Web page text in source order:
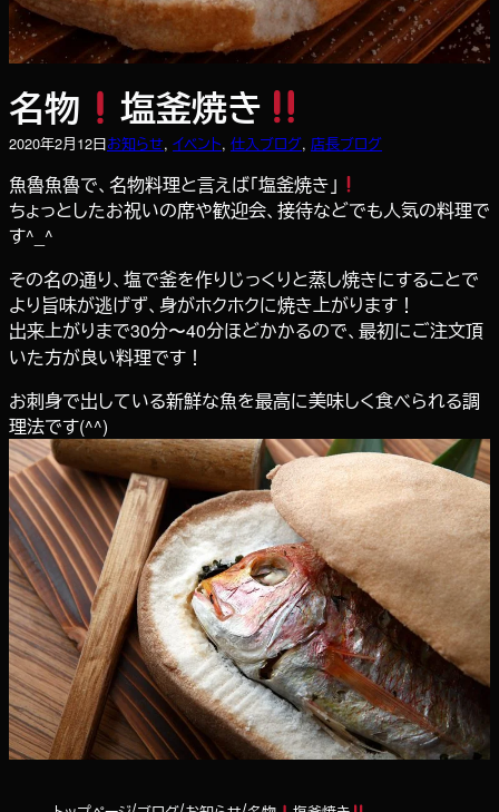
名物 塩釜焼き
2020年2月12日お知らせ, イベント, 仕入ブログ, 店長ブログ
魚魯魚魯で、名物料理と言えば「塩釜焼き」
ちょっとしたお祝いの席や歓迎会、接待などでも人気の料理で
す^_^
その名の通り、塩で釜を作りじっくりと蒸し焼きにすることで
より旨味が逃げず、身がホクホクに焼き上がります！
出来上がりまで30分〜40分ほどかかるので、最初にご注文頂
いた方が良い料理です！
お刺身で出している新鮮な魚を最高に美味しく食べられる調
理法です(^^)